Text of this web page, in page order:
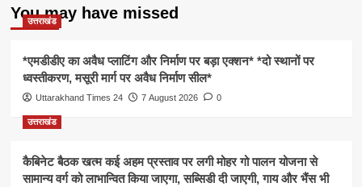
You may have missed
उत्तराखंड
*एमडीडीए का अवैध प्लाटिंग और निर्माण पर बड़ा एक्शन* *दो स्थानों पर
ध्वस्तीकरण, मसूरी मार्ग पर अवैध निर्माण सील*
Uttarakhand Times 24 7 August 2026 0
उत्तराखंड
कैबिनेट बैठक खत्म कई अहम प्रस्ताव पर लगी मोहर गो पालन योजना से
सामान्य वर्ग को लाभान्वित किया जाएगा, सब्सिडी दी जाएगी, गाय और भैंस भी